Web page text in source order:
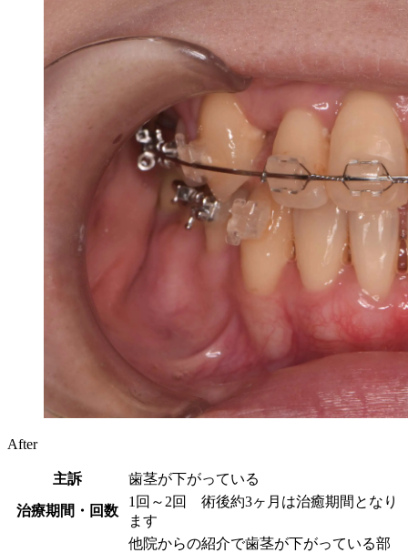
After
主訴 歯茎が下がっている
治療期間・回数
1回～2回 術後約3ヶ月は治癒期間となり
ます
他院からの紹介で歯茎が下がっている部